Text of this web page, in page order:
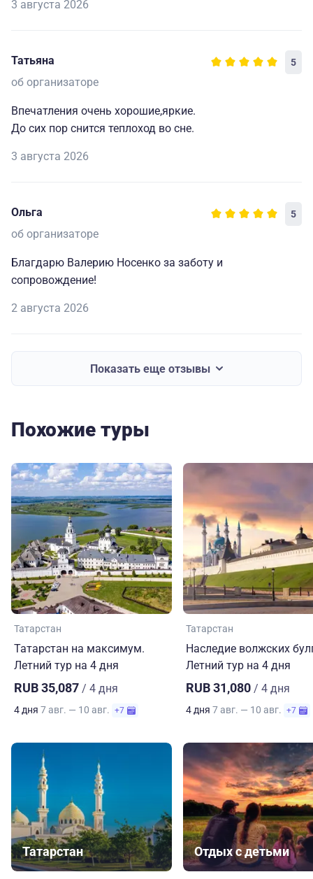
3 августа 2026
Татьяна 5
об организаторе
Впечатления очень хорошие,яркие.
До сих пор снится теплоход во сне.
3 августа 2026
Ольга 5
об организаторе
Благдарю Валерию Носенко за заботу и
сопровождение!
2 августа 2026
Показать еще отзывы
Похожие туры
Татарстан
Татарстан на максимум.
Летний тур на 4 дня
RUB 35,087 / 4 дня
4 дня 7 авг. — 10 авг. +7
Татарстан
Наследие волжских
Летний тур на 4 дня
RUB 31,080 / 4 дня
4 дня 7 авг. — 10 авг. +7
Татарстан Отдых с детьми